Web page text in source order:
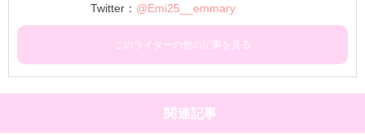
Twitter： @Emi25__emmary
このライターの他の記事を見る
関連記事